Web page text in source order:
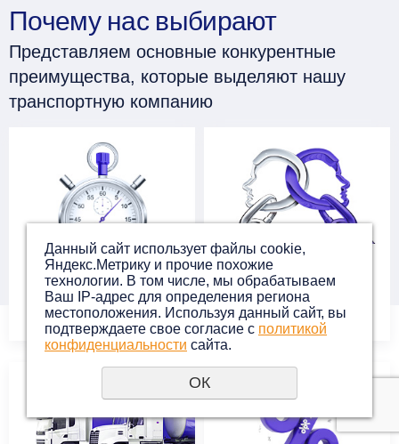
Почему нас выбирают
Представляем основные конкурентные
преимущества, которые выделяют нашу
транспортную компанию
Оперативная
доставка
Персональный
менеджер
Данный сайт использует файлы cookie,
Яндекс.Метрику и прочие похожие
технологии. В том числе, мы обрабатываем
Ваш IP-адрес для определения региона
местоположения. Используя данный сайт, вы
подтверждаете свое согласие с политикой
конфиденциальности сайта.
ОК